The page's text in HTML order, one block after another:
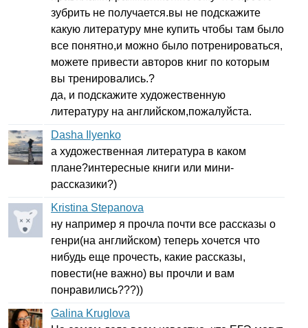
зубрить не получается.вы не подскажите
какую литературу мне купить чтобы там было
все понятно,и можно было потренироваться,
можете привести авторов книг по которым
вы тренировались.?
да, и подскажите художественную
литературу на английском,пожалуйста.
Dasha Ilyenko
а художественная литература в каком
плане?интересные книги или мини-
рассказики?)
Kristina Stepanova
ну например я прочла почти все рассказы о
генри(на английском) теперь хочется что
нибудь еще прочесть, какие рассказы,
повести(не важно) вы прочли и вам
понравились???))
Galina Kruglova